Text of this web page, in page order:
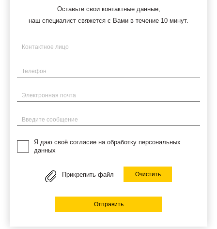
Оставьте свои контактные данные,
наш специалист свяжется с Вами в течение 10 минут.
Имя
Телефон
Электронная почта
Введите сообщение
Я даю своё согласие на обработку персональных
данных
Прикрепить файл Очистить
Отправить